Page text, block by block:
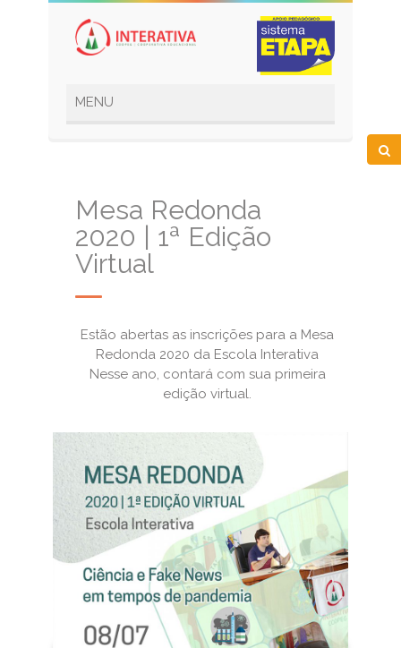
Mesa Redonda
2020 | 1ª Edição
Virtual
Estão abertas as inscrições para a Mesa
Redonda 2020 da Escola Interativa
Nesse ano, contará com sua primeira
edição virtual.